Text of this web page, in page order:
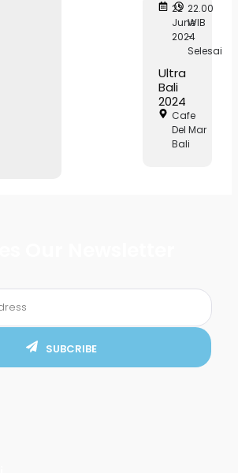
22
June
2024
22.00
WIB
-
Selesai
Ultra
Bali
2024
Cafe
Del Mar
Bali
SUBCRIBE